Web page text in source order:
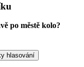
po městě kolo?